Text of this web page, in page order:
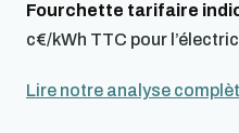
Fourchette tarifaire
c€/kWh TTC pour
Lire notre analyse